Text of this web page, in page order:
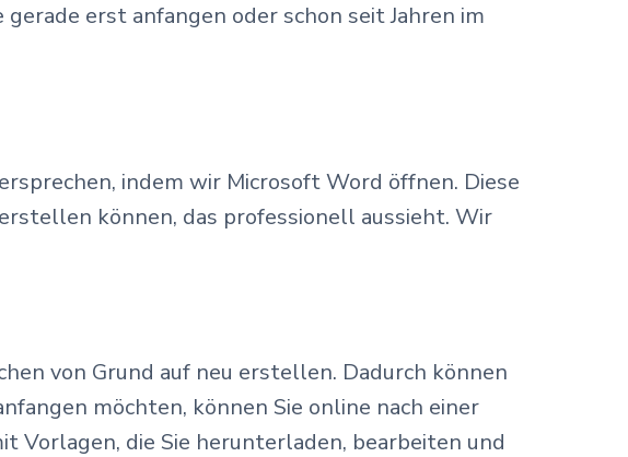
erst anfangen oder schon seit Jahren im
indem wir Microsoft Word öffnen. Diese
können, das professionell aussieht. Wir
von Grund auf neu erstellen. Dadurch können
möchten, können Sie online nach einer
Vorlagen, die Sie herunterladen, bearbeiten und